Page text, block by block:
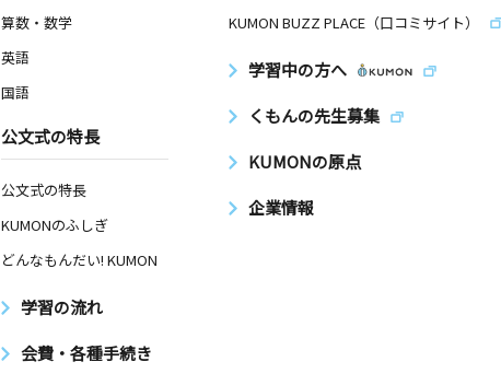
算数・数学
英語
国語
公文式の特長
公文式の特長
KUMONのふしぎ
どんなもんだい! KUMON
学習の流れ
会費・各種手続き
KUMON BUZZ PLACE（口コミサイト）
学習中の方へ
くもんの先生募集
KUMONの原点
企業情報